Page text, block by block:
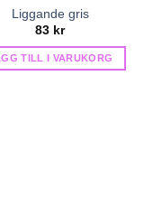
Liggande gris
83 kr
TILL I VARUKORG